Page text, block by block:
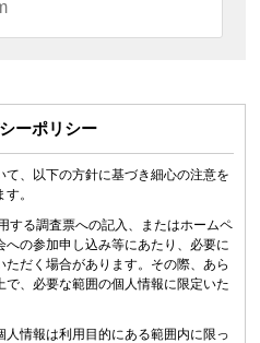
ーポリシー
、以下の方針に基づき細心の注意を
。
する調査票への記入、またはホームペ
の参加申し込み等にあたり、必要に
だく場合があります。その際、あら
、必要な範囲の個人情報に限定いた
人情報は利用目的にある範囲内に限っ